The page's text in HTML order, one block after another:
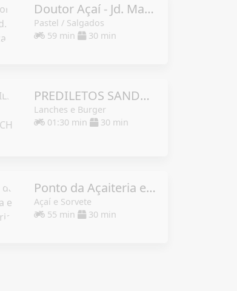
Doutor Açaí - Jd. Mariliza
Pastel / Salgados
59 min
30 min
PREDILETOS SANDUICHERIA
Lanches e Burger
01:30 min
30 min
Ponto da Açaiteria e Sorveteria
Açaí e Sorvete
55 min
30 min